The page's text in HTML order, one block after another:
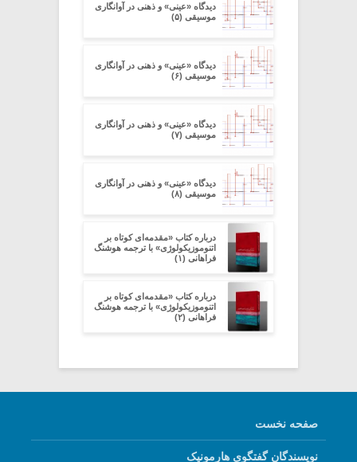
دیدگاه «عینی» و ذهنی در آوانگاری
موسیقی (۵)
دیدگاه «عینی» و ذهنی در آوانگاری
موسیقی (۶)
دیدگاه «عینی» و ذهنی در آوانگاری
موسیقی (۷)
دیدگاه «عینی» و ذهنی در آوانگاری
موسیقی (۸)
درباره کتاب «مقدمه‌ای کوتاه بر
اتنوموزیکولوژی» با ترجمه هوشنگ
فراهانی (۱)
درباره کتاب «مقدمه‌ای کوتاه بر
اتنوموزیکولوژی» با ترجمه هوشنگ
فراهانی (۲)
صفحه نخست
نویسندگان گفتگوی هارمونیک